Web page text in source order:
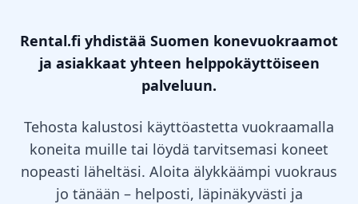
Rental.fi yhdistää Suomen konevuokraamot
ja asiakkaat yhteen helppokäyttöiseen
palveluun.
Tehosta kalustosi käyttöastetta vuokraamalla
koneita muille tai löydä tarvitsemasi koneet
nopeasti läheltäsi. Aloita älykkäämpi vuokraus
jo tänään – helposti, läpinäkyvästi ja